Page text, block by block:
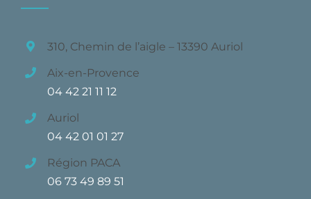
310, Chemin de l’aigle – 13390 Auriol
Aix-en-Provence
04 42 21 11 12
Auriol
04 42 01 01 27
Région PACA
06 73 49 89 51